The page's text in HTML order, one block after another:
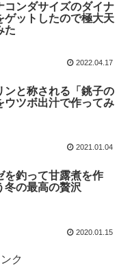
コンダサイズのダイナ
ゲットしたので極大天
た
2022.04.17
ンと称される「銚子の
ウツボ出汁で作ってみ
2021.01.04
を釣って甘露煮を作
冬の最高の贅沢
2020.01.15
ク